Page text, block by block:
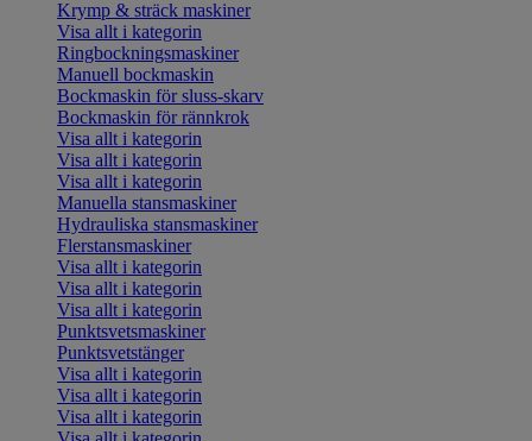
Krymp & sträck maskiner
Visa allt i kategorin
Ringbockningsmaskiner
Manuell bockmaskin
Bockmaskin för sluss-skarv
Bockmaskin för rännkrok
Visa allt i kategorin
Visa allt i kategorin
Visa allt i kategorin
Manuella stansmaskiner
Hydrauliska stansmaskiner
Flerstansmaskiner
Visa allt i kategorin
Visa allt i kategorin
Visa allt i kategorin
Punktsvetsmaskiner
Punktsvetstänger
Visa allt i kategorin
Visa allt i kategorin
Visa allt i kategorin